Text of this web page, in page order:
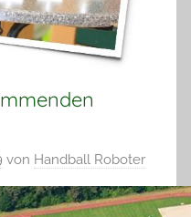
von Handball Roboter